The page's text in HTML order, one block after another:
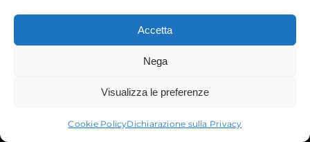
Accetta
Nega
Visualizza le preferenze
Cookie PolicyDichiarazione sulla Privacy